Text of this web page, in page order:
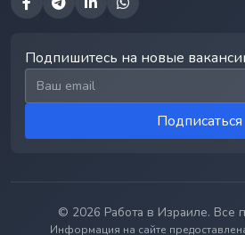
Подпишитесь на новые
Email для подписки
Подписаться
© 2026 Работа в Израиле. Все
Информация на сайте